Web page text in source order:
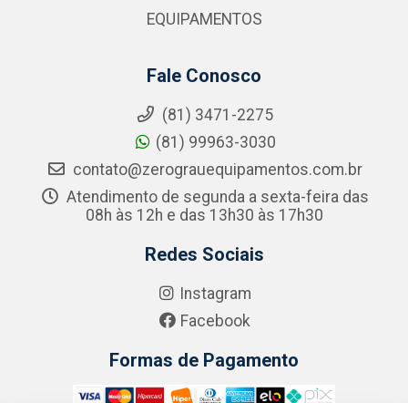
EQUIPAMENTOS
Fale Conosco
(81) 3471-2275
(81) 99963-3030
contato@zerograuequipamentos.com.br
Atendimento de segunda a sexta-feira das
08h às 12h e das 13h30 às 17h30
Redes Sociais
Instagram
Facebook
Formas de Pagamento